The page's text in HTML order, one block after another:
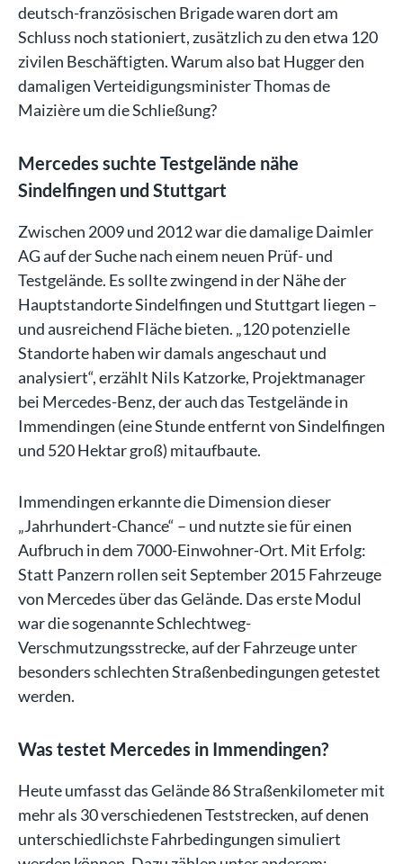
deutsch-französischen Brigade waren dort am
Schluss noch stationiert, zusätzlich zu den etwa 120
zivilen Beschäftigten. Warum also bat Hugger den
damaligen Verteidigungsminister Thomas de
Maizière um die Schließung?
Mercedes suchte Testgelände nähe
Sindelfingen und Stuttgart
Zwischen 2009 und 2012 war die damalige Daimler
AG auf der Suche nach einem neuen Prüf- und
Testgelände. Es sollte zwingend in der Nähe der
Hauptstandorte Sindelfingen und Stuttgart liegen –
und ausreichend Fläche bieten. „120 potenzielle
Standorte haben wir damals angeschaut und
analysiert“, erzählt Nils Katzorke, Projektmanager
bei Mercedes-Benz, der auch das Testgelände in
Immendingen (eine Stunde entfernt von Sindelfingen
und 520 Hektar groß) mitaufbaute.
Immendingen erkannte die Dimension dieser
„Jahrhundert-Chance“ – und nutzte sie für einen
Aufbruch in dem 7000-Einwohner-Ort. Mit Erfolg:
Statt Panzern rollen seit September 2015 Fahrzeuge
von Mercedes über das Gelände. Das erste Modul
war die sogenannte Schlechtweg-
Verschmutzungsstrecke, auf der Fahrzeuge unter
besonders schlechten Straßenbedingungen getestet
werden.
Was testet Mercedes in Immendingen?
Heute umfasst das Gelände 86 Straßenkilometer mit
mehr als 30 verschiedenen Teststrecken, auf denen
unterschiedlichste Fahrbedingungen simuliert